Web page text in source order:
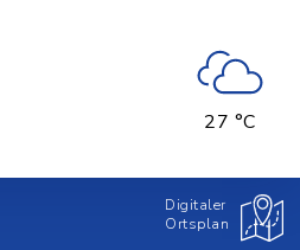
27 °C
Digitaler
Ortsplan